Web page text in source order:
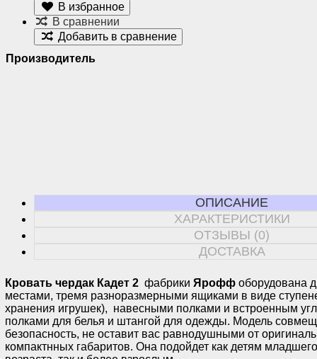
В избранное
В сравнении
Добавить в сравнение
Производитель
ОПИСАНИЕ
ХАРАКТЕРИСТИКИ
ОТЗЫВЫ (0)
ДОСТАВКА
Кровать чердак Кадет 2 фабрики Ярофф оборудована
местами, тремя разноразмерными ящиками в виде
хранения игрушек), навесными полками и встроенным
полками для белья и штангой для одежды. Модель
безопасность, не оставит вас равнодушными от
компактнных габаритов. Она подойдет как детям